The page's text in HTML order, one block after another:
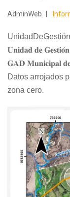
AdminWeb
𝐔𝐧𝐢𝐝𝐚𝐝 𝐝𝐞
𝐆𝐀𝐃 𝐌𝐮𝐧𝐢𝐜𝐢𝐩𝐚𝐥
Datos arrojados
zona cero.